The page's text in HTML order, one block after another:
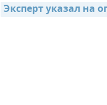
Эксперт указал на